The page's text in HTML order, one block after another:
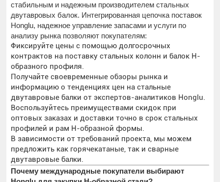
стабильным и надежным производителем стальных
двутавровых балок. Интегрированная цепочка поставок
Honglu, надежное управление запасами и услуги по
анализу рынка позволяют покупателям:
Фиксируйте цены с помощью долгосрочных
контрактов на поставку стальных колонн и балок H-
образного профиля.
Получайте своевременные обзоры рынка и
информацию о тенденциях цен на стальные
двутавровые балки от экспертов-аналитиков Honglu.
Воспользуйтесь преимуществами скидок при
оптовых заказах и доставки точно в срок стальных
профилей и рам H-образной формы.
В зависимости от требований проекта, мы можем
предложить как горячекатаные, так и сварные
двутавровые балки.
Почему международные покупатели выбирают